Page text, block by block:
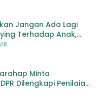
Jangan Ada Lagi
Terhadap Anak,
Pihak
Minta
Dilengkapi Penilaian